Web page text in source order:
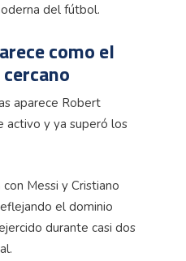
del fútbol.
como el
aparece Robert
activo y ya superó los
Messi y Cristiano
el dominio
durante casi dos